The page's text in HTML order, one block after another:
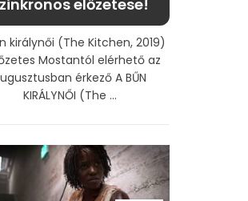
előzetese!
királynői (The Kitchen, 2019)
Mostantól elérhető az
érkező A BŰN
KIRÁLYNŐI (The ...